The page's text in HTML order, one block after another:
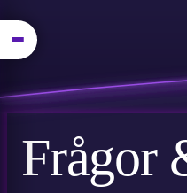
innehåll
Frågor